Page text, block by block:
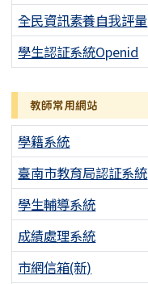
全民資訊素養自我評量
學生認証系統Openid
教師常用網站
學籍系統
臺南市教育局認証系統
學生輔導系統
成績處理系統
市網信箱(新)